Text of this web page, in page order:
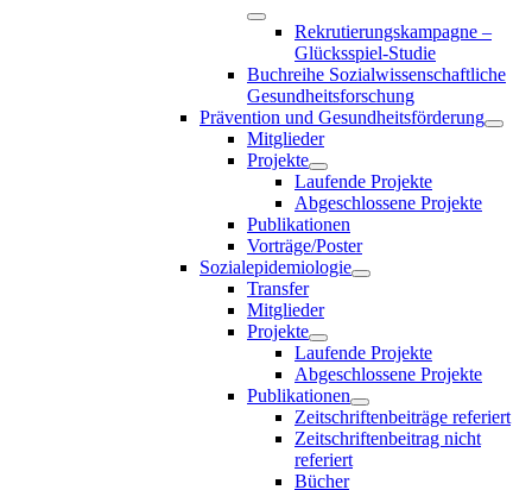
Rekrutierungskampagne –
Glücksspiel-Studie
Buchreihe Sozialwissenschaftliche
Gesundheitsforschung
Prävention und Gesundheitsförderung
Mitglieder
Projekte
Laufende Projekte
Abgeschlossene Projekte
Publikationen
Vorträge/Poster
Sozialepidemiologie
Transfer
Mitglieder
Projekte
Laufende Projekte
Abgeschlossene Projekte
Publikationen
Zeitschriftenbeiträge referiert
Zeitschriftenbeitrag nicht
referiert
Bücher